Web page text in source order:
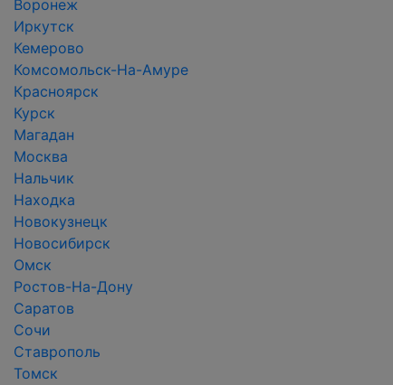
Воронеж
Иркутск
Кемерово
Комсомольск-На-Амуре
Красноярск
Курск
Магадан
Москва
Нальчик
Находка
Новокузнецк
Новосибирск
Омск
Ростов-На-Дону
Саратов
Сочи
Ставрополь
Томск